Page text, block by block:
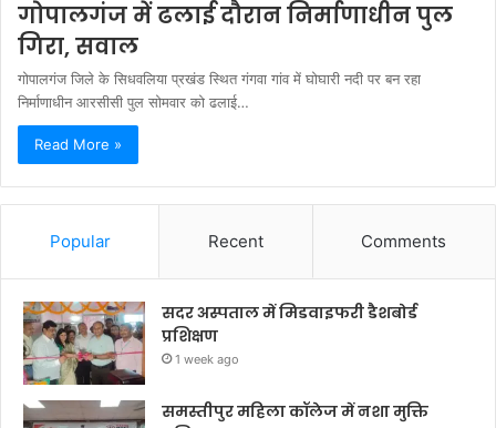
गोपालगंज में ढलाई दौरान निर्माणाधीन पुल
गिरा, सवाल
गोपालगंज जिले के सिधवलिया प्रखंड स्थित गंगवा गांव में घोघारी नदी पर बन रहा
निर्माणाधीन आरसीसी पुल सोमवार को ढलाई…
Read More »
Popular Recent Comments
सदर अस्पताल में मिडवाइफरी डैशबोर्ड
प्रशिक्षण
1 week ago
समस्तीपुर महिला कॉलेज में नशा मुक्ति